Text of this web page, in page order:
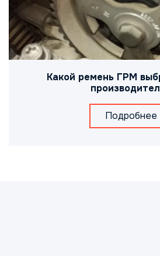
Какой ремень ГРМ
Подробнее